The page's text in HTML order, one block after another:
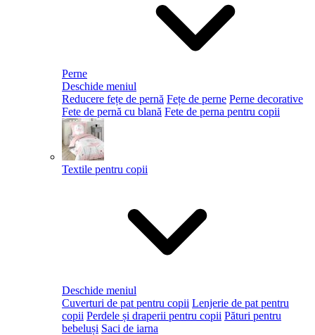
Perne
Deschide meniul
Reducere fețe de pernă Fețe de perne Perne decorative
Fete de pernă cu blană Fete de perna pentru copii
Textile pentru copii
Deschide meniul
Cuverturi de pat pentru copii Lenjerie de pat pentru
copii Perdele și draperii pentru copii Pături pentru
bebeluși Saci de iarna